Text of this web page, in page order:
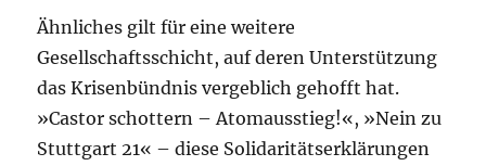
Ähnliches gilt für eine weitere
Gesellschaftsschicht, auf deren Unterstützung
das Krisenbündnis vergeblich gehofft hat.
»Castor schottern – Atomausstieg!«, »Nein zu
Stuttgart 21« – diese Solidaritätserklärungen